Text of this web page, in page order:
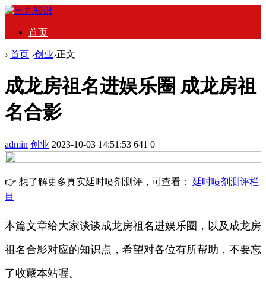
首页
› 首页 ›创业›正文
成龙房祖名进娱乐圈 成龙房祖
名合影
admin 创业 2023-10-03 14:51:53 641 0
👉 想了解更多真实延时喷剂测评，可查看： 延时喷剂测评栏
目
本篇文章给大家谈谈成龙房祖名进娱乐圈，以及成龙房
祖名合影对应的知识点，希望对各位有所帮助，不要忘
了收藏本站喔。